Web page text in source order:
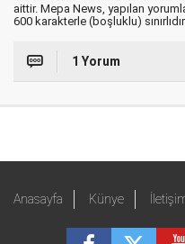
aittir. Mepa News, yapılan
600 karakterle (boşluklu)
1 Yorum
Anasayfa Künye